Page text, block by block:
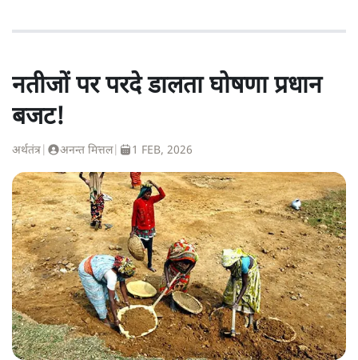
नतीजों पर परदे डालता घोषणा प्रधान
बजट!
अर्थतंत्र अनन्त मित्तल| 1 FEB, 2026